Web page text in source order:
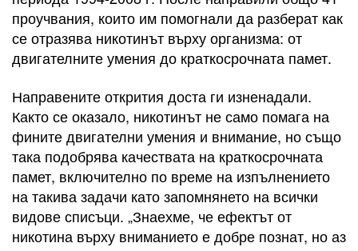
проучвания, които им помогнали да разберат как
се отразява никотинът върху организма: от
двигателните умения до краткосрочната памет.
Направените открития доста ги изненадали.
Както се оказало, никотинът не само помага на
фините двигателни умения и внимание, но също
така подобрява качествата на краткосрочната
памет, включително по време на изпълнението
на такива задачи като запомнянето на всички
видове списъци. „Знаехме, че ефектът от
никотина върху вниманието е добре познат, но аз